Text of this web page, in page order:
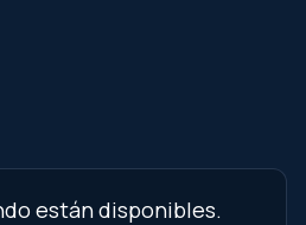
están disponibles.